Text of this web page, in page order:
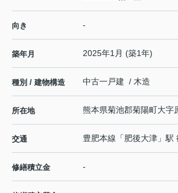
向き -
築年月 2025年1月 (築1年)
種別 / 建物構造 中古一戸建 / 木造
所在地 熊本県菊池郡菊陽町大字
交通 豊肥本線 「 肥後大津 」駅
修繕積立金 -